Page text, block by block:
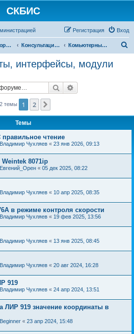
СКБИС
Вход
Регистрация
Список форумов Консультации технических специалистов Комьютерные платы, интерфейсы, модули
интерфейсы, модули
Поиск
темы 1 2
Темы
чтение
Владимир Чухляев « 23 янв 2026, 09:13
8071ip
Евгений_Орен « 05 дек 2025, 08:22
Владимир Чухляев « 10 апр 2025, 08:35
в режиме контроля скорости
Владимир Чухляев « 19 фев 2025, 13:56
Владимир Чухляев « 13 янв 2025, 08:45
Владимир Чухляев « 20 авг 2024, 16:28
919
Владимир Чухляев « 24 апр 2024, 13:51
ЛИР 919 значение координаты в
Beginner « 23 апр 2024, 15:48